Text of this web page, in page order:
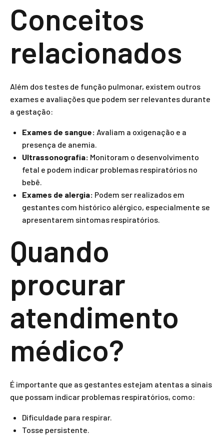
Conceitos
relacionados
Além dos testes de função pulmonar, existem outros
exames e avaliações que podem ser relevantes durante
a gestação:
Exames de sangue: Avaliam a oxigenação e a
presença de anemia.
Ultrassonografia: Monitoram o desenvolvimento
fetal e podem indicar problemas respiratórios no
bebê.
Exames de alergia: Podem ser realizados em
gestantes com histórico alérgico, especialmente se
apresentarem sintomas respiratórios.
Quando
procurar
atendimento
médico?
É importante que as gestantes estejam atentas a sinais
que possam indicar problemas respiratórios, como:
Dificuldade para respirar.
Tosse persistente.